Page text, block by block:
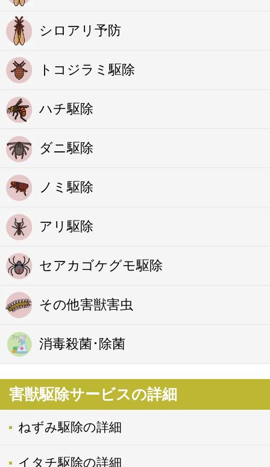
シロアリ予防
トコジラミ駆除
ハチ駆除
ダニ駆除
ノミ駆除
アリ駆除
セアカゴケグモ駆除
その他害獣害虫
消毒殺菌･除菌
害獣駆除サービスの詳細
ねずみ駆除の詳細
イタチ駆除の詳細